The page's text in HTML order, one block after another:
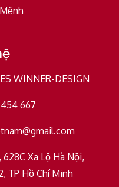
WINNER-DESIGN
667
Xa Lộ Hà Nội,
TP Hồ Chí Minh